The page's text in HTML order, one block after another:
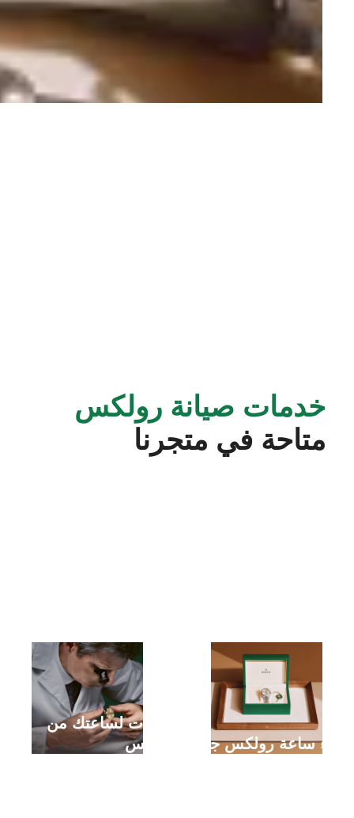
خدمات صيانة رولكس
متاحة في متجرنا
شراء ساعة رولكس جديدة
خدمات لساعتك من
رولكس